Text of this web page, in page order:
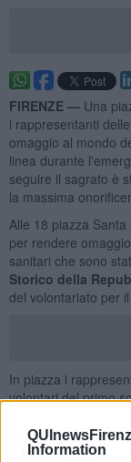
Information
FIRENZE — Una
i rappresentanti
omaggio al mondo
linea durante
seguire il sagrato è
la massima
Alle 18 piazza
per rendere
sanitari che sono
Storico della
del volontariato per
In piazza i
volontari del primo
Comitato di Firenze
della Rete di
questi mesi hanno